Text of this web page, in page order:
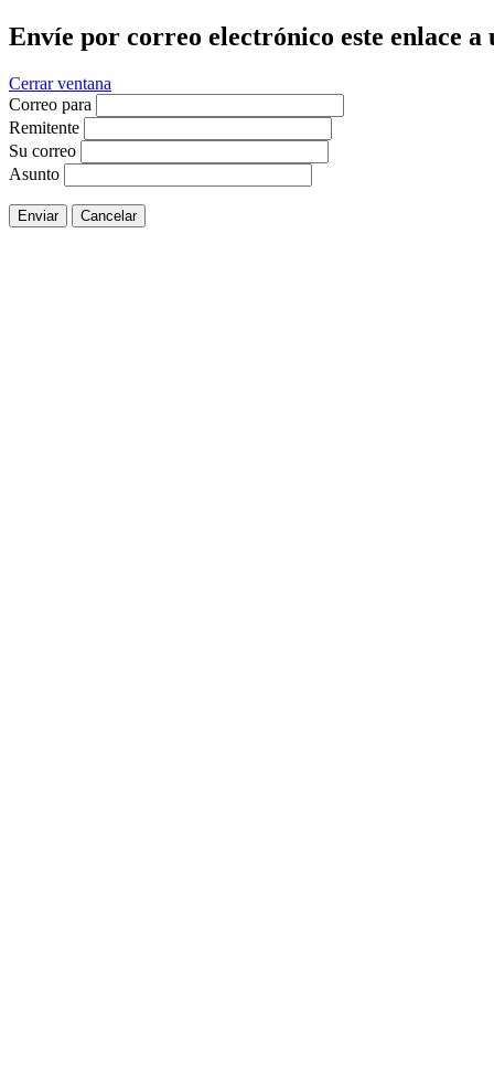
Envíe por correo electrónico este enlace a
Cerrar ventana
Correo para
Remitente
Su correo
Asunto
Enviar Cancelar